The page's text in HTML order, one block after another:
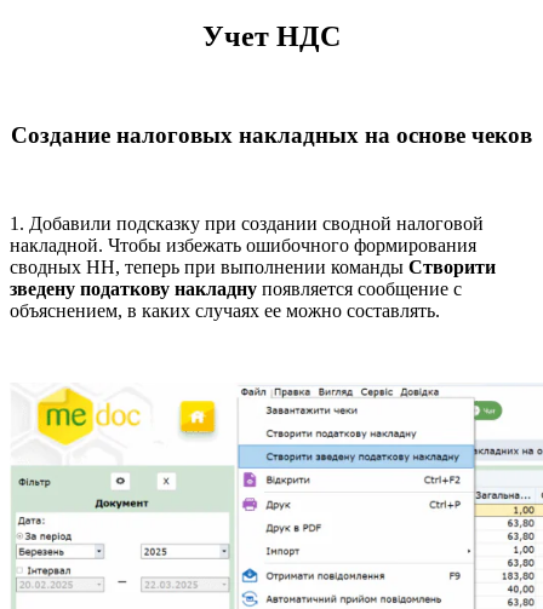
Учет НДС
Создание налоговых накладных на основе чеков
1. Добавили подсказку при создании сводной налоговой
накладной. Чтобы избежать ошибочного формирования
сводных НН, теперь при выполнении команды Створити
зведену податкову накладну появляется сообщение с
объяснением, в каких случаях ее можно составлять.